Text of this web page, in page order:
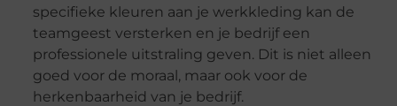
specifieke kleuren aan je werkkleding kan de
teamgeest versterken en je bedrijf een
professionele uitstraling geven. Dit is niet alleen
goed voor de moraal, maar ook voor de
herkenbaarheid van je bedrijf.